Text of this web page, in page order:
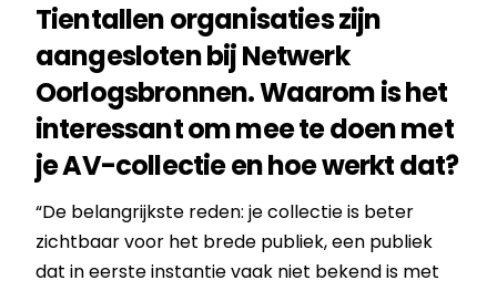
Tientallen organisaties zijn
aangesloten bij Netwerk
Oorlogsbronnen. Waarom is het
interessant om mee te doen met
je AV-collectie en hoe werkt dat?
“De belangrijkste reden: je collectie is beter
zichtbaar voor het brede publiek, een publiek
dat in eerste instantie vaak niet bekend is met